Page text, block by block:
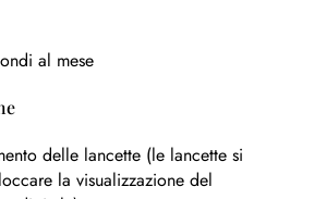
al mese
delle lancette (le lancette si
la visualizzazione del